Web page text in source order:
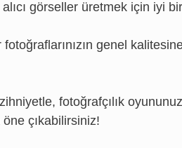
görseller üretmek için iyi
genel
fotoğrafçılık
çıkabilirsiniz!